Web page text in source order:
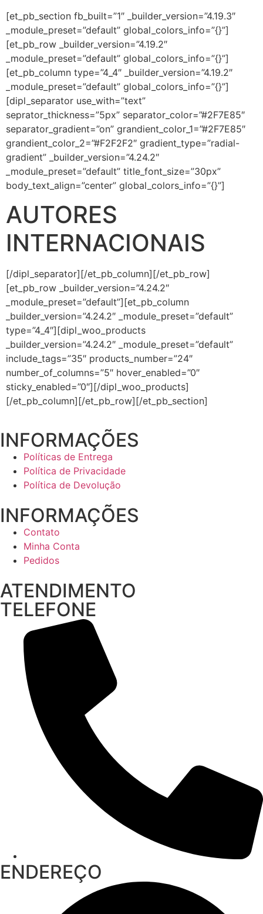
[et_pb_section fb_built=”1″ _builder_version=”4.19.3″
_module_preset=”default” global_colors_info=”{}”]
[et_pb_row _builder_version=”4.19.2″
_module_preset=”default” global_colors_info=”{}”]
[et_pb_column type=”4_4″ _builder_version=”4.19.2″
_module_preset=”default” global_colors_info=”{}”]
[dipl_separator use_with=”text”
seprator_thickness=”5px” separator_color=”#2F7E85″
separator_gradient=”on” grandient_color_1=”#2F7E85″
grandient_color_2=”#F2F2F2″ gradient_type=”radial-
gradient” _builder_version=”4.24.2″
_module_preset=”default” title_font_size=”30px”
body_text_align=”center” global_colors_info=”{}”]
AUTORES
INTERNACIONAIS
[/dipl_separator][/et_pb_column][/et_pb_row]
[et_pb_row _builder_version=”4.24.2″
_module_preset=”default”][et_pb_column
_builder_version=”4.24.2″ _module_preset=”default”
type=”4_4″][dipl_woo_products
_builder_version=”4.24.2″ _module_preset=”default”
include_tags=”35″ products_number=”24″
number_of_columns=”5″ hover_enabled=”0″
sticky_enabled=”0″][/dipl_woo_products]
[/et_pb_column][/et_pb_row][/et_pb_section]
INFORMAÇÕES
Políticas de Entrega
Política de Privacidade
Política de Devolução
INFORMAÇÕES
Contato
Minha Conta
Pedidos
ATENDIMENTO
TELEFONE
ENDEREÇO